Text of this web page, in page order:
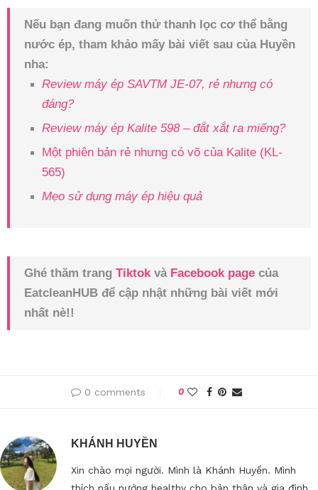
Nếu bạn đang muốn thử thanh lọc cơ thể bằng
nước ép, tham khảo mấy bài viết sau của Huyền
nha:
Review máy ép SAVTM JE-07, rẻ nhưng có
đáng?
Review máy ép Kalite 598 – đắt xắt ra miếng?
Một phiên bản rẻ nhưng có võ của Kalite (KL-
565)
Mẹo sử dụng máy ép hiệu quả
Ghé thăm trang Tiktokvà Facebook page của
EatcleanHUB để cập nhật những bài viết mới
nhất nè!!
0 comments 0
KHÁNH HUYỀN
Xin chào mọi người. Mình là Khánh Huyền. Mình